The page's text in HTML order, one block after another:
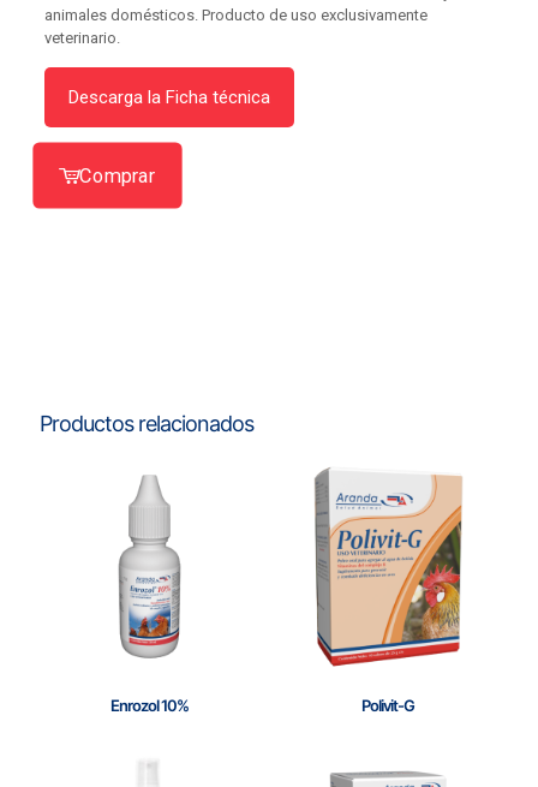
animales domésticos. Producto de uso exclusivamente
veterinario.
Descarga la Ficha técnica
Comprar
Productos relacionados
Enrozol 10% Polivit-G